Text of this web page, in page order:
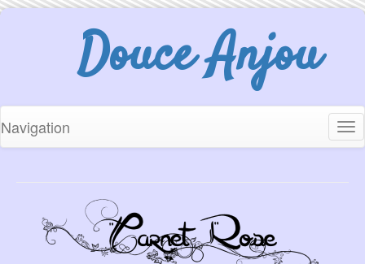
Douce Anjou
Navigation